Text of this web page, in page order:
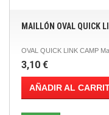
MAILLÓN OVAL QUICK
OVAL QUICK LINK CAMP
3,10 €
AÑADIR AL